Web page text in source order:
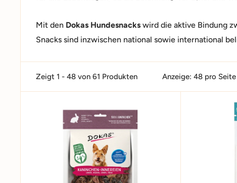
Mit den Dokas Hundesnacks wird die aktive Bindung
Snacks sind inzwischen national sowie international
Zeigt 1 - 48 von 61 Produkten Anzeige: 48 pro Seite